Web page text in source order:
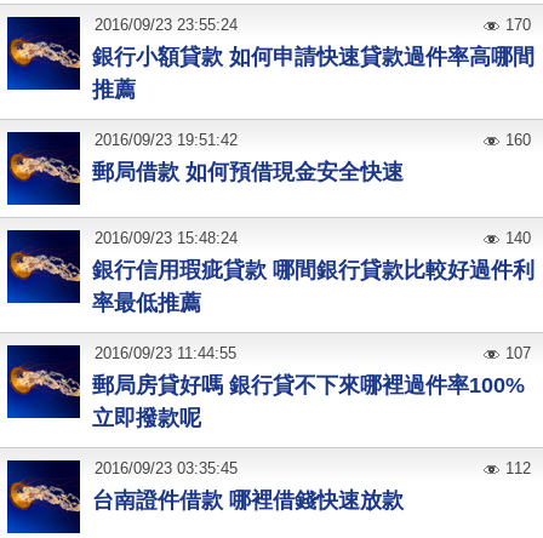
銀行小額貸款 如何申請快速貸款過件率高哪間
推薦
2016/09/23 23:55:24 170
郵局借款 如何預借現金安全快速
2016/09/23 19:51:42 160
銀行信用瑕疵貸款 哪間銀行貸款比較好過件利
率最低推薦
2016/09/23 15:48:24 140
郵局房貸好嗎 銀行貸不下來哪裡過件率100%
立即撥款呢
2016/09/23 11:44:55 107
台南證件借款 哪裡借錢快速放款
2016/09/23 03:35:45 112